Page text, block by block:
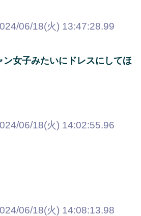
06/18(火) 13:47:28.99
女子みたいにドレスにしてほ
06/18(火) 14:02:55.96
06/18(火) 14:08:13.98